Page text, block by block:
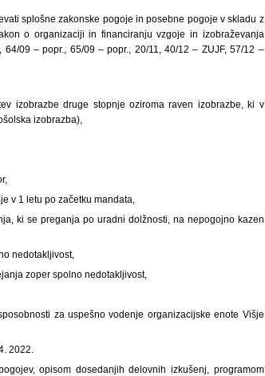
splošne zakonske pogoje in posebne pogoje v skladu z
o organizaciji in financiranju vzgoje in izobraževanja
09 – popr., 65/09 – popr., 20/11, 40/12 – ZUJF, 57/12 –
izobrazbe druge stopnje oziroma raven izobrazbe, ki v
izobrazba),
v 1 letu po začetku mandata,
ki se preganja po uradni dolžnosti, na nepogojno kazen
nedotakljivost,
zoper spolno nedotakljivost,
za uspešno vodenje organizacijske enote Višje
2022.
opisom dosedanjih delovnih izkušenj, programom